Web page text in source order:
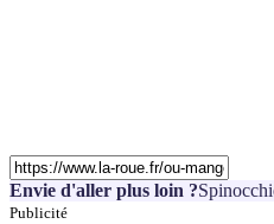
Envie d'aller plus loin ?
Publicité